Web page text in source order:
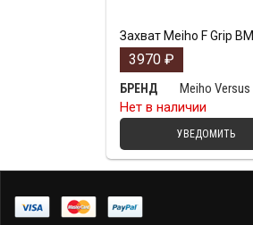
Захват Meiho F Grip BM
3970 ₽
БРЕНД
Meiho Versus
Нет в наличии
УВЕДОМИТЬ